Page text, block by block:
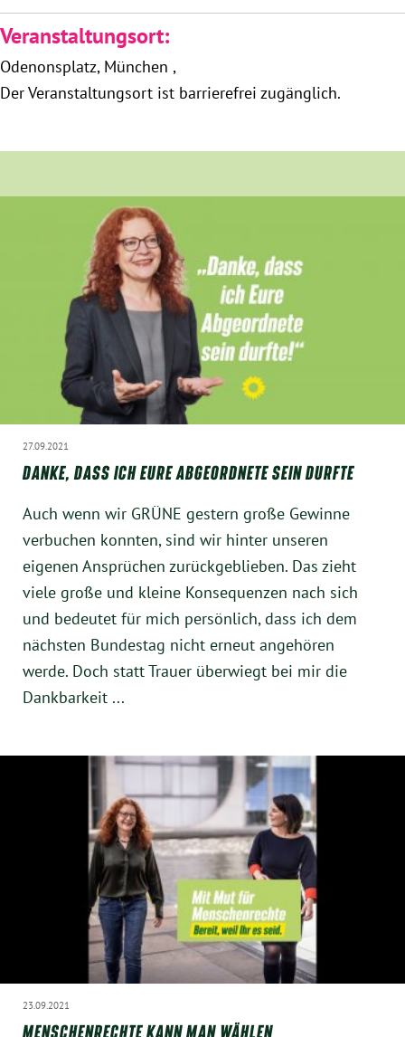
München
Zur Person
YouTube
Facebook
Instagram
Veranstaltungsort:
Odenonsplatz München
Der Veranstaltungsort ist barrierefrei zugänglich.
27.09.2021
DANKE, DASS ICH EURE ABGEORDNETE SEIN DURFTE
Auch wenn wir GRÜNE gestern große Gewinne
verbuchen konnten, sind wir hinter unseren
eigenen Ansprüchen zurückgeblieben. Das zieht
viele große und kleine Konsequenzen nach sich
und bedeutet für mich persönlich, dass ich dem
nächsten Bundestag nicht erneut angehören
werde. Doch statt Trauer überwiegt bei mir die
Dankbarkeit ...
23.09.2021
MENSCHENRECHTE KANN MAN WÄHLEN